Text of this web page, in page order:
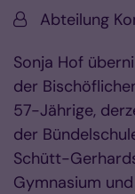
Von:Abteilung
Sonja Hof
der
57-Jährige,
der
Schütt-
Gymnasium